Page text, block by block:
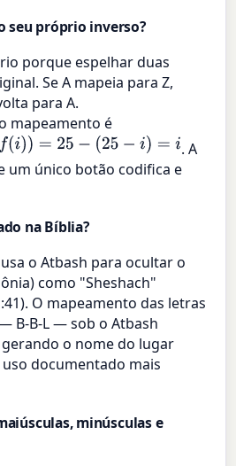
seu próprio inverso?
porque espelhar duas
Se A mapeia para Z,
para A.
mapeamento é
(i))=25 −(25− )=
. A
um único botão codifica e
na Bíblia?
o Atbash para ocultar o
como "Sheshach"
O mapeamento das letras
B-B-L — sob o Atbash
gerando o nome do lugar
documentado mais
minúsculas e